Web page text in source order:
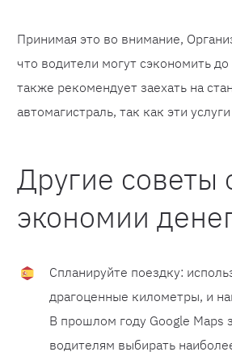
Принимая это во внимание,
что водители могут сэкономить
также рекомендует заехать на
автомагистраль, так как эти
Другие советы
экономии
Спланируйте поездку:
драгоценные километры, и
В прошлом году Google Maps
водителям выбирать